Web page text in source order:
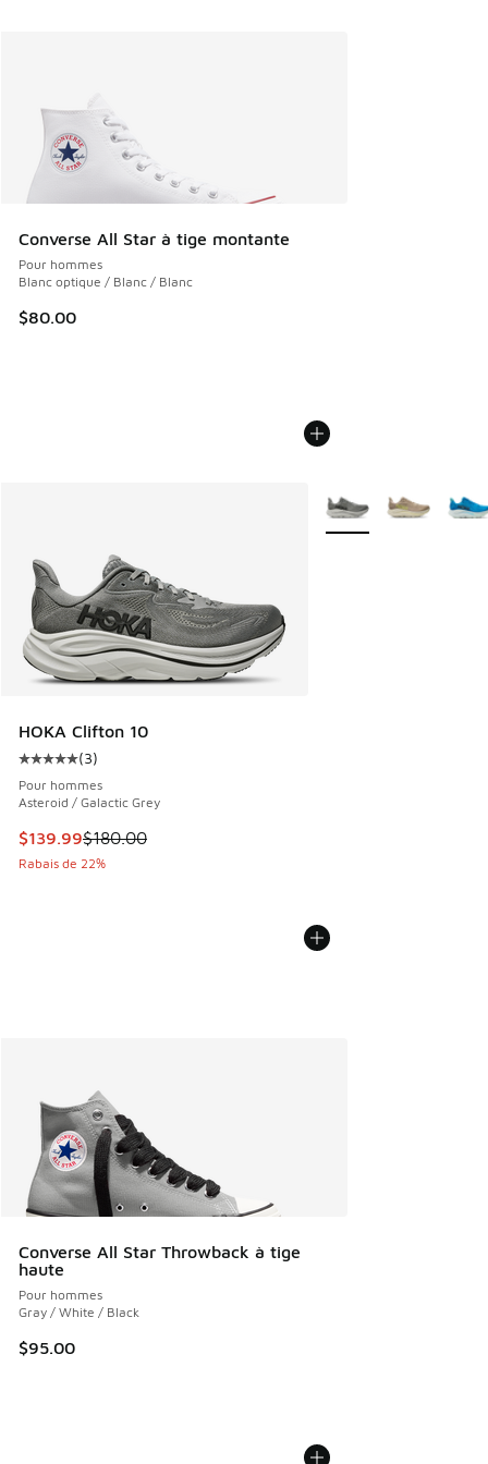
Converse All Star à tige montante
Pour hommes
Blanc optique / Blanc / Blanc
$80.00
HOKA Clifton 10
Cote moyenne du client - [5 sur 5 étoiles], 3 commentaires
(3)
Pour hommes
Asteroid / Galactic Grey
Cet article est en solde. Le prix est passé de $180.00 à
$139.99$180.00
Rabais de 22%
Plus de couleurs
Converse All Star Throwback à tige
haute
Pour hommes
Gray / White / Black
$95.00